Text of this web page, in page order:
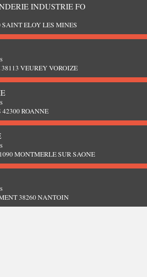
INDUSTRIE FO
ELOY LES MINES
VEUREY VOROIZE
ROANNE
MONTMERLE SUR SAONE
38260 NANTOIN